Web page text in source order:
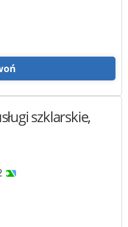
szklarskie,